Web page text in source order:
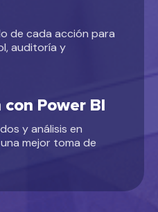
de cada acción para
auditoría y
Power BI
y análisis en
mejor toma de